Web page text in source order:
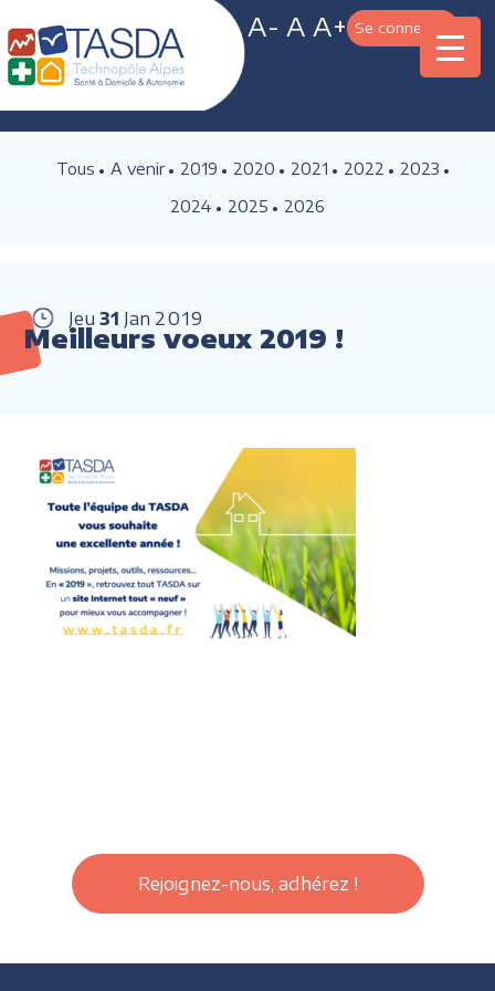
A- A A+ Se connecter
Tous A venir 2019 2020 2021 2022
2023
2024
2025 2026
Jeu 31 Jan 2019
Meilleurs voeux 2019 !
Rejoignez-nous, adhérez !